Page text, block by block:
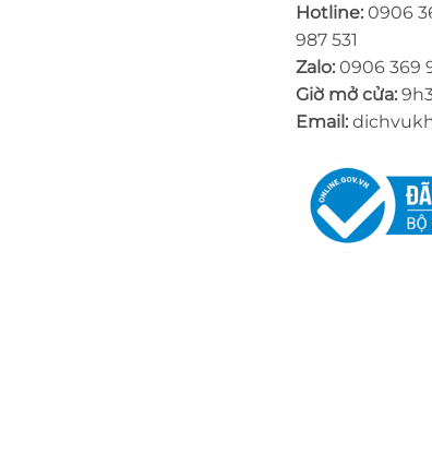
Hotline: 0906
987 531
Zalo: 0906 369
Giờ mở cửa:
Email: